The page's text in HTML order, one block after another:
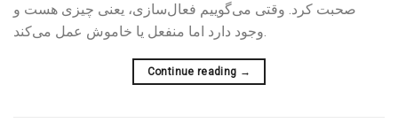
صحبت کرد. وقتی می‌گوییم فعال‌سازی، یعنی چیزی هست و
وجود دارد اما منفعل یا خاموش عمل می‌کند.
Continue reading →